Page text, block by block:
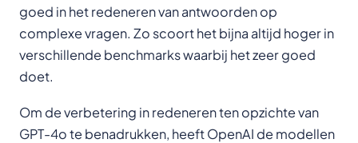
goed in het redeneren van antwoorden op
complexe vragen. Zo scoort het bijna altijd hoger in
verschillende benchmarks waarbij het zeer goed
doet.
Om de verbetering in redeneren ten opzichte van
GPT-4o te benadrukken, heeft OpenAI de modellen